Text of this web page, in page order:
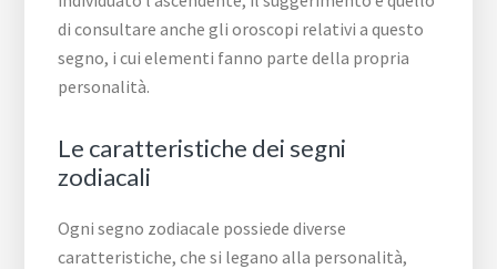
di consultare anche gli oroscopi relativi a questo
segno, i cui elementi fanno parte della propria
personalità.
Le caratteristiche dei segni
zodiacali
Ogni segno zodiacale possiede diverse
caratteristiche, che si legano alla personalità,